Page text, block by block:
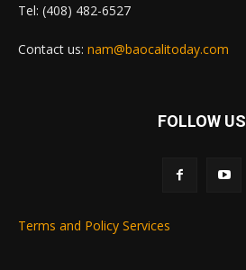
Tel: (408) 482-6527
Contact us: nam@baocalitoday.com
FOLLOW US
Terms and Policy Services